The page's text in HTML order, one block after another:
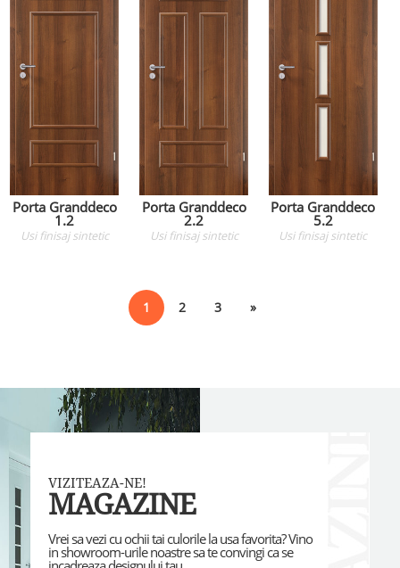
Porta Granddeco
1.2
Usifinisaj sintetic
Porta Granddeco
2.2
Usifinisaj sintetic
Porta Granddeco
5.2
Usifinisaj sintetic
1 2 3 »
VIZITEAZA-NE!
MAGAZINE
Vrei sa vezi cu ochii tai culorile la usa favorita? Vino
in showroom-urile noastre sa te convingi ca se